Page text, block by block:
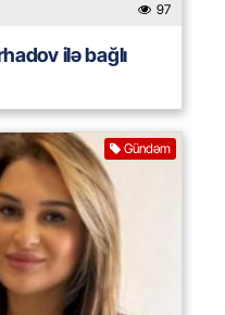
97
ilə bağlı
Gündəm